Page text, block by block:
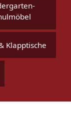
Klapptische